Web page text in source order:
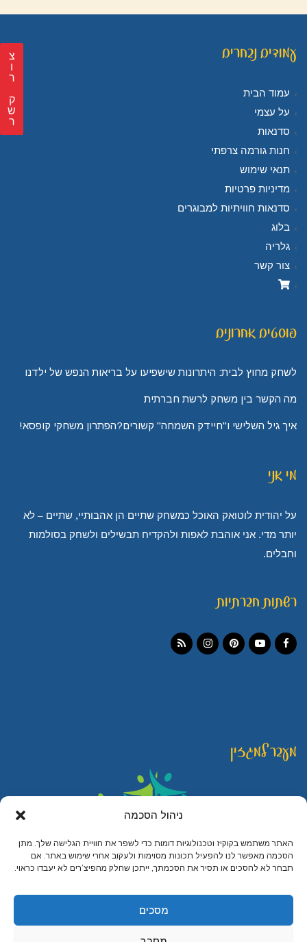
ניהול הסכמה
האתר משתמש בקוקיז וטכנולוגיות דומות כדי לשפר את חוויית הגלישה שלך. מתן
הסכמה מאפשר לנו להפעיל תכונות מסוימות ולעקוב אחרי שימוש באתר. אם
תבחר לא להסכים או תסיר את הסכמתך, ייתכן שחלק מהפיצ’רים לא יעבדו כראוי.
מסכים
עמודים נבחרים
עמוד הבית
על עצמי
סדנאות
חנות גורמה צרפתי
תנאי שימוש
מדיניות פרטיות
סדנאות חוויתיות למבוגרים
בלוג
גלריה
צור קשר
פוסטים אחרונים
לשחק מחוץ לבית: היתרונות שישפיעו על בריאות הנפש של ילדנו
מה הקשר בין משחק לרשת חברתית
איך גיל השלישי ו"חיידק השמחה" קשורים?הפתרון משחקי קופסא!
מי אני
על יהודית לוטואק האוכל כמשחק שתיים הן אהבותיי, שתיים – לא
יותר מדי. אני אוהבת לאפות ולהקדיח תבשילים ולשחק בסולמות
וחבלים.
רשתות חברתיות
מעבר למגזין
צ
ר
ק
ש
ר
קרדיט לצילומים בחנות: עדו רוזנטל, ענת פייזר ואלכס דונין
מיתוג עיצוב ובניית אתרים